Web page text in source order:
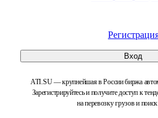
Вход
ATI.SU — крупнейшая в России биржа
Зарегистрируйтесь и получите доступ к
на перевозку грузов и